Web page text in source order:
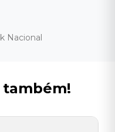
Nacional
também!